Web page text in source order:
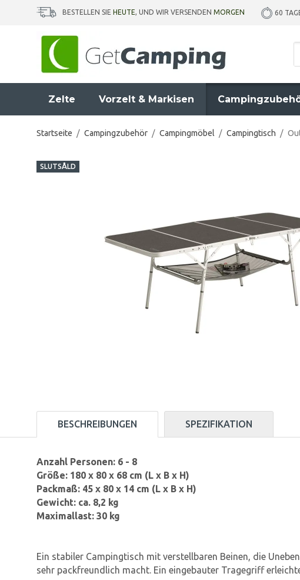
BESTELLEN SIE HEUTE, UND WIR VERSENDEN MORGEN 60
Zelte Vorzelt & Markisen
Startseite / Campingzubehör / Campingmöbel / Campingtisch /
SLUTSÅLD
BESCHREIBUNGEN SPEZIFIKATION
Anzahl Personen: 6 - 8
Größe: 180 x 80 x 68 cm (L x B x H)
Packmaß: 45 x 80 x 14 cm (L x B x H)
Gewicht: ca. 8,2 kg
Maximallast: 30 kg
Ein stabiler Campingtisch mit verstellbaren Beinen, die
sehr packfreundlich macht. Ein eingebauter Tragegriff